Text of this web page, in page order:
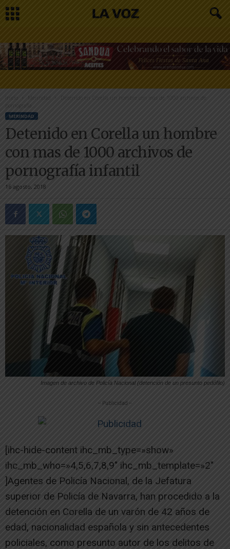
Inicio
Detenido en Corella un hombre con mas de 1000 archivos de
pornografía...
MERINDAD
Detenido en Corella un hombre
con mas de 1000 archivos de
pornografía infantil
16 agosto, 2018
Imagen de archivo de Policía Nacional (detención de un presunto pedófilo)
-- Publicidad --
[ihc-hide-content ihc_mb_type=»show»
ihc_mb_who=»4,5,6,7,8,9″ ihc_mb_template=»2″
]Agentes de Policía Nacional, de la Jefatura
superior de Policía de Navarra, han procedido a la
detención en Corella de un varón de 42 años de
edad, nacionalidad española y sin antecedentes
policiales, como presunto autor de los delitos de